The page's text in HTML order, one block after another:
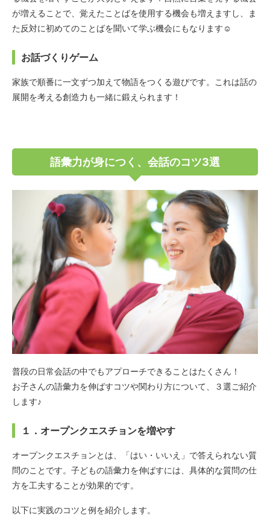
が増えることで、覚えたことばを使用する機会も増えますし、ま
た反対に初めてのことばを聞いて学ぶ機会にもなります☺
お話づくりゲーム
家族で順番に一文ずつ加えて物語をつくる遊びです。これは話の
展開を考える創造力も一緒に鍛えられます！
語彙力が身につく、会話のコツ3選
普段の日常会話の中でもアプローチできることはたくさん！
お子さんの語彙力を伸ばすコツや関わり方について、３選ご紹介
します♪
１．オープンクエスチョンを増やす
オープンクエスチョンとは、「はい・いいえ」で答えられない質
問のことです。子どもの語彙力を伸ばすには、具体的な質問の仕
方を工夫することが効果的です。
以下に実践のコツと例を紹介します。